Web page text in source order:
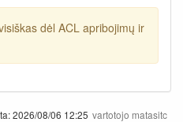
dėl ACL apribojimų ir
2026/08/06 12:25 vartotojo matasitc